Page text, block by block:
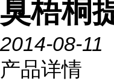
臭梧桐
2014-08-11
产品详情